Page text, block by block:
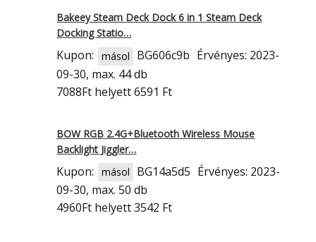
Bakeey Steam Deck Dock 6 in 1 Steam Deck
Docking Statio…
Kupon: másol BG606c9b Érvényes: 2023-
09-30, max. 44 db
7088Ft helyett 6591 Ft
BOW RGB 2.4G+Bluetooth Wireless Mouse
Backlight Jiggler…
Kupon: másol BG14a5d5 Érvényes: 2023-
09-30, max. 50 db
4960Ft helyett 3542 Ft